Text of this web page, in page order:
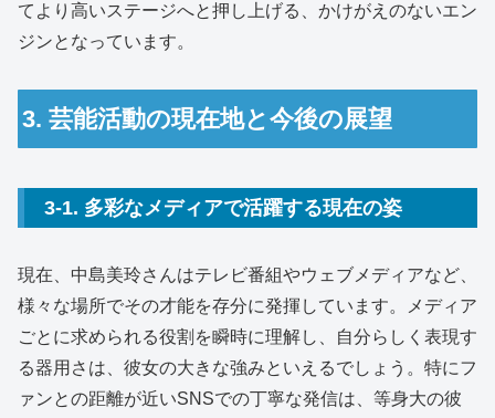
てより高いステージへと押し上げる、かけがえのないエン
ジンとなっています。
3. 芸能活動の現在地と今後の展望
3-1. 多彩なメディアで活躍する現在の姿
現在、中島美玲さんはテレビ番組やウェブメディアなど、
様々な場所でその才能を存分に発揮しています。メディア
ごとに求められる役割を瞬時に理解し、自分らしく表現す
る器用さは、彼女の大きな強みといえるでしょう。特にフ
ァンとの距離が近いSNSでの丁寧な発信は、等身大の彼